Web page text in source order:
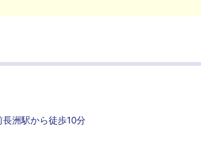
長洲駅から徒歩10分